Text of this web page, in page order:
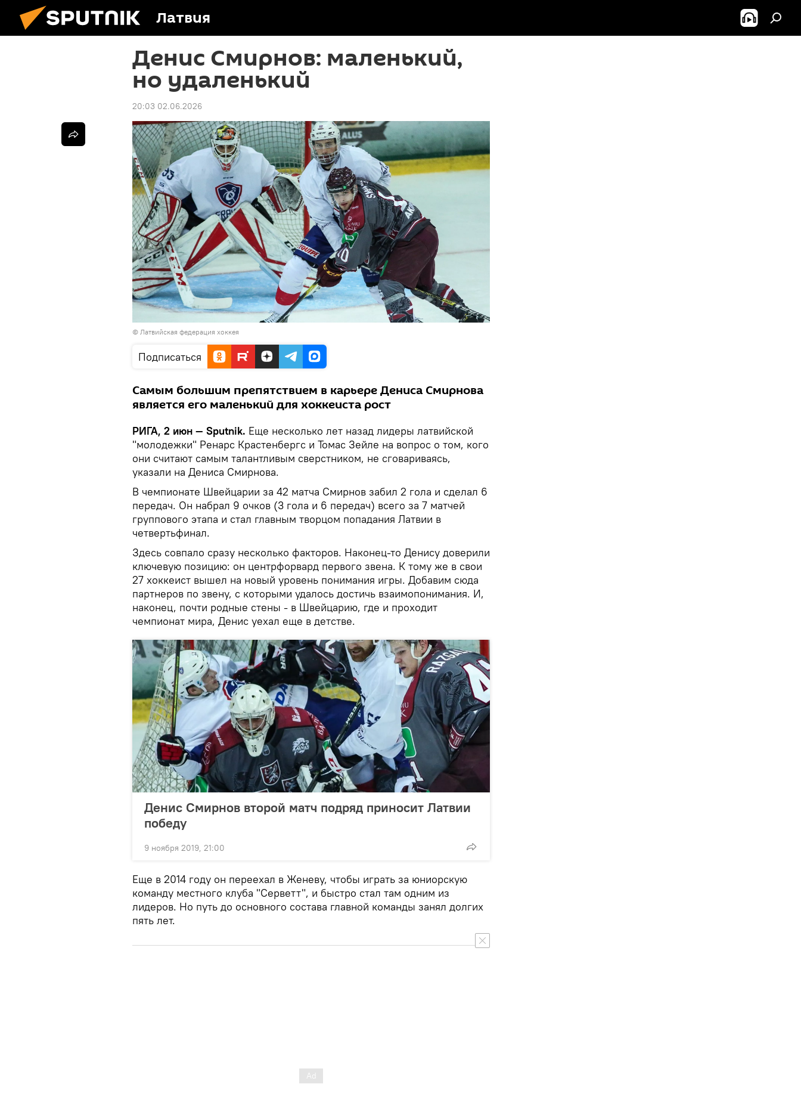
Латвия
Денис Смирнов: маленький,
но удаленький
20:03 02.06.2026
© Латвийская федерация хоккея
Подписаться
Самым большим препятствием в карьере Дениса Смирнова
является его маленький для хоккеиста рост
РИГА, 2 июн — Sputnik. Еще несколько лет назад лидеры латвийской
"молодежки" Ренарс Крастенбергс и Томас Зейле на вопрос о том, кого
они считают самым талантливым сверстником, не сговариваясь,
указали на Дениса Смирнова.
В чемпионате Швейцарии за 42 матча Смирнов забил 2 гола и сделал 6
передач. Он набрал 9 очков (3 гола и 6 передач) всего за 7 матчей
группового этапа и стал главным творцом попадания Латвии в
четвертьфинал.
Здесь совпало сразу несколько факторов. Наконец-то Денису доверили
ключевую позицию: он центрфорвард первого звена. К тому же в свои
27 хоккеист вышел на новый уровень понимания игры. Добавим сюда
партнеров по звену, с которыми удалось достичь взаимопонимания. И,
наконец, почти родные стены - в Швейцарию, где и проходит
чемпионат мира, Денис уехал еще в детстве.
Денис Смирнов второй матч подряд приносит Латвии
победу
9 ноября 2019, 21:00
Еще в 2014 году он переехал в Женеву, чтобы играть за юниорскую
команду местного клуба "Серветт", и быстро стал там одним из
лидеров. Но путь до основного состава главной команды занял долгих
пять лет.